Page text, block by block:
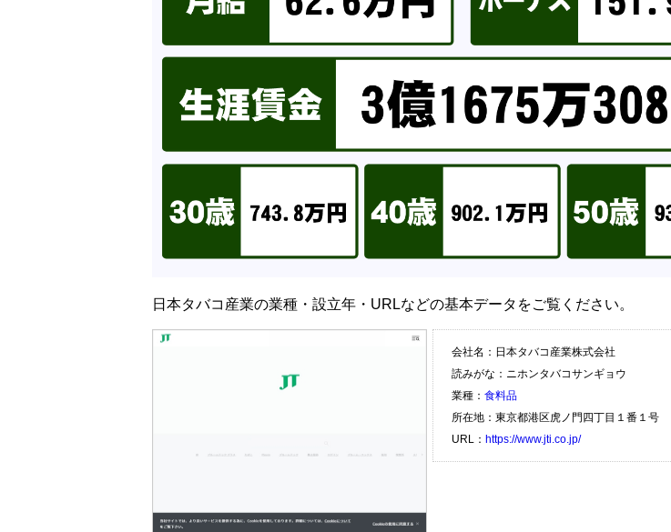
日本タバコ産業の業種・設立年・URLなどの基本データをご覧ください。
会社名：日本タバコ産業株式会社
読みがな：ニホンタバコサンギョウ
業種： 食料品
所在地：東京都港区虎ノ門四丁目１番１号
URL： https://www.jti.co.jp/